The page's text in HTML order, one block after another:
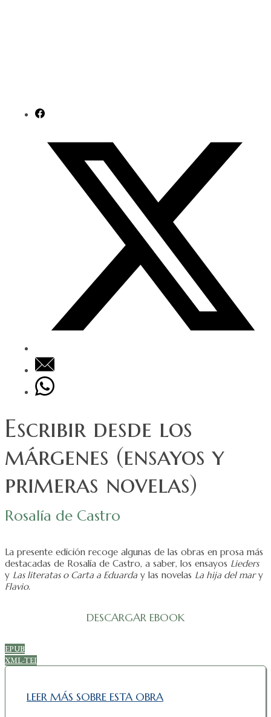
Escribir desde los
márgenes (ensayos y
primeras novelas)
Rosalía de Castro
La presente edición recoge algunas de las obras en prosa más
destacadas de Rosalía de Castro, a saber, los ensayos Lieders
y Las literatas o Carta a Eduarda y las novelas La hija del mary
Flavio.
DESCARGAR EBOOK
EPUB
XML-TEI
LEER MÁS SOBRE ESTA OBRA